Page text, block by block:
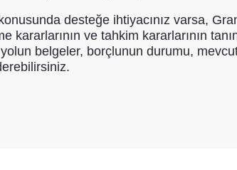
konusunda desteğe ihtiyacınız varsa,
kararlarının ve tahkim kararlarının
belgeler, borçlunun durumu,